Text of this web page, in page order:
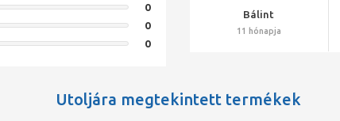
0
0
0
Bálint
11 hónapja
Utoljára megtekintett termékek